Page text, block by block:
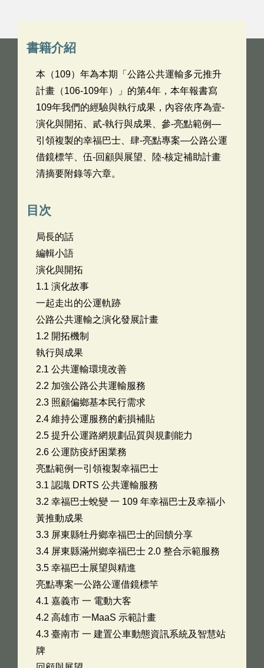
書籍介紹
本（109）年為本期「公路公共運輸多元推升
計畫（106-109年）」的第4年，本年報書寫
109年我們的經驗與執行成果，內容依序為壹-
演化與開拓、貳-執行與成果、參-亮點範例—
引領複製的幸福巴士、肆-亮點專案—公路公運
借鏡標竿、伍-回顧與展望、陸-核定補助計畫
清摘要附錄等六章。
目次
局長的話
編輯小語
演化與開拓
1.1 演化故事
一起走出的公運軌跡
公路公共運輸之演化發展計畫
1.2 開拓機制
執行與成果
2.1 公共運輸環境改善
2.2 加強公路公共運輸服務
2.3 照顧偏鄉基本民行需求
2.4 維持公運服務的虧損補貼
2.5 提升公運路網規劃品質與規劃能力
2.6 公運防疫紓困業務
亮點範例一引領複製幸福巴士
3.1 認識 DRTS 公共運輸服務
3.2 幸福巴士蛻變 一 109 年幸福巴士及幸福小
黃推動成果
3.3 屏東縣牡丹鄉幸福巴士的回饋分享
3.4 屏東縣滿州鄉幸福巴士 2.0 整合示範服務
3.5 幸福巴士展望與精進
亮點專案一公路公運借鏡標竿
4.1 嘉義市 一 電動大客
4.2 高雄市 一MaaS 示範計畫
4.3 臺南市 一 建置公車動態資訊系統及智慧站
牌